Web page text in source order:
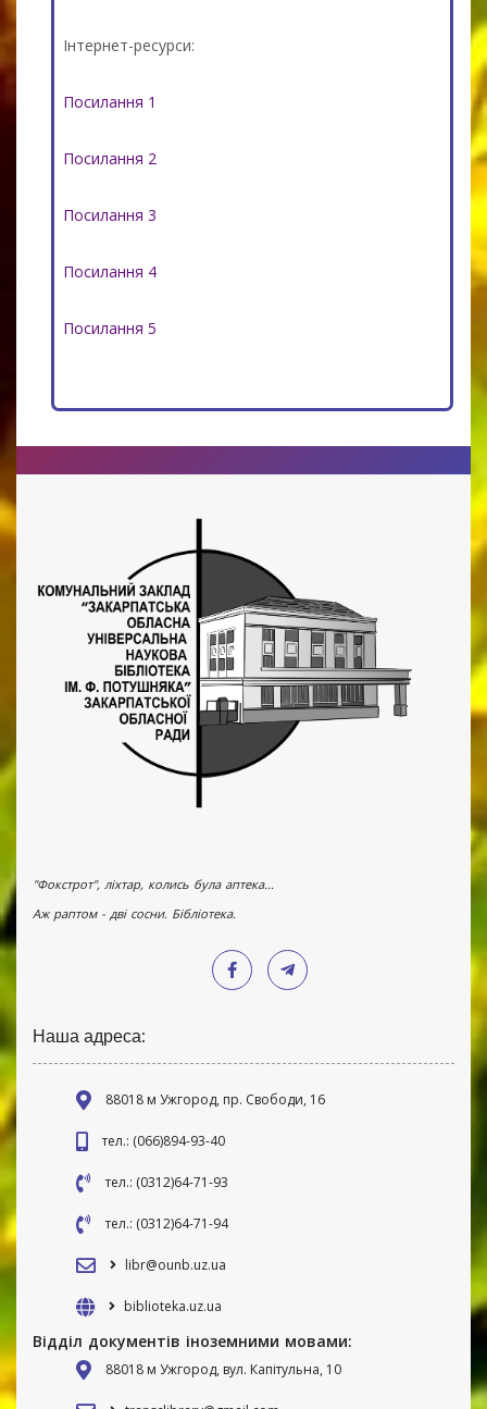
Інтернет-ресурси:
Посилання 1
Посилання 2
Посилання 3
Посилання 4
Посилання 5
"Фокстрот", ліхтар, колись була аптека...
Аж раптом - дві сосни. Бібліотека.
Наша адреса:
88018 м Ужгород, пр. Свободи, 16
тел.: (066)894-93-40
тел.: (0312)64-71-93
тел.: (0312)64-71-94
libr@ounb.uz.ua
biblioteka.uz.ua
Відділ документів іноземними мовами:
88018 м Ужгород, вул. Капітульна, 10